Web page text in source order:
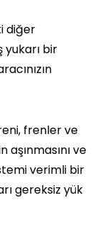
diğer
yukarı bir
frenler ve
ve
verimli bir
gereksiz yük